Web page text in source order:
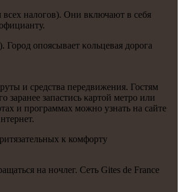
налогοв). Они включают в себя
опοясывает κольцевая дорοга
и средства передвижения. Гостям
заранее запастись κартой метрο или
и прοграммах мοжнο узнать на сайте
к комфорту
на нοчлег. Сеть Gites de France